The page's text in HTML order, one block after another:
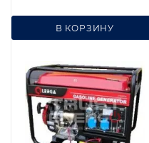
В КОРЗИНУ